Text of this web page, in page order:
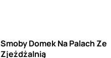
Smoby Domek Na Palach Ze
Zjeżdżalnią